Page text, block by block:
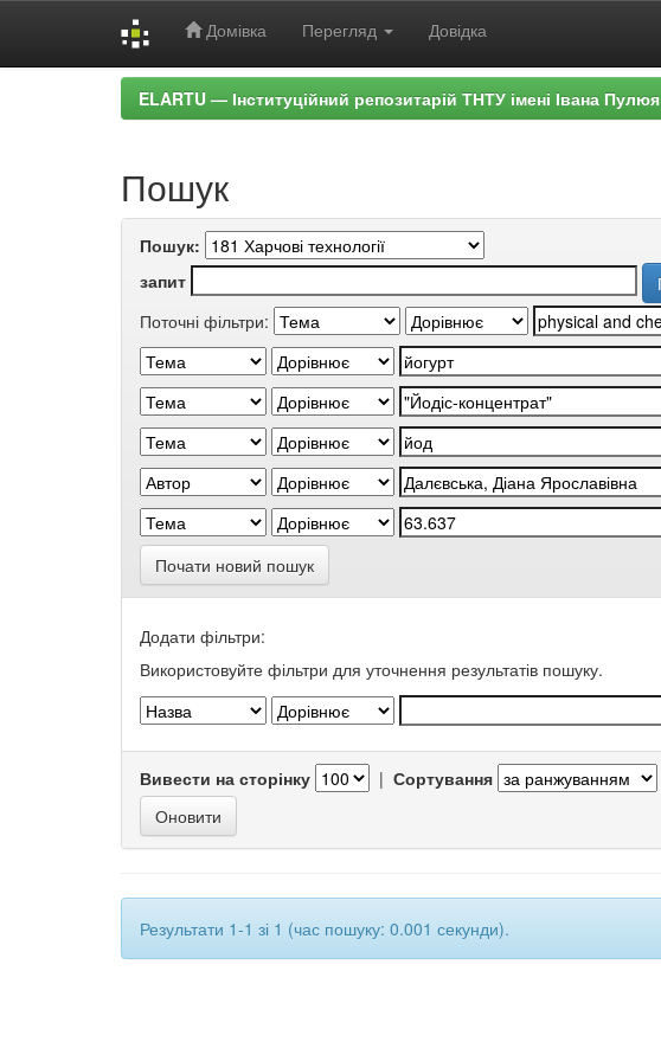
Домівка Перегляд Довідка
ELARTU — Інституційний репозитарій ТНТУ імені Івана Пулюя
Пошук
Пошук:
запит
Поточні фільтри:
Почати новий пошук
Додати фільтри:
Використовуйте фільтри для уточнення результатів пошуку.
Вивести на сторінку | Сортування
Результати 1-1 зі 1 (час пошуку: 0.001 секунди).